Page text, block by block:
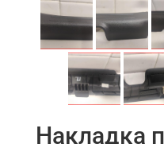
Накладка